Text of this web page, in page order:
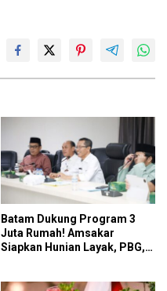
Batam Dukung Program 3
Juta Rumah! Amsakar
Siapkan Hunian Layak, PBG,